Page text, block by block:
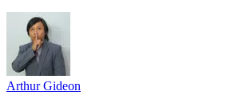
Arthur Gideon